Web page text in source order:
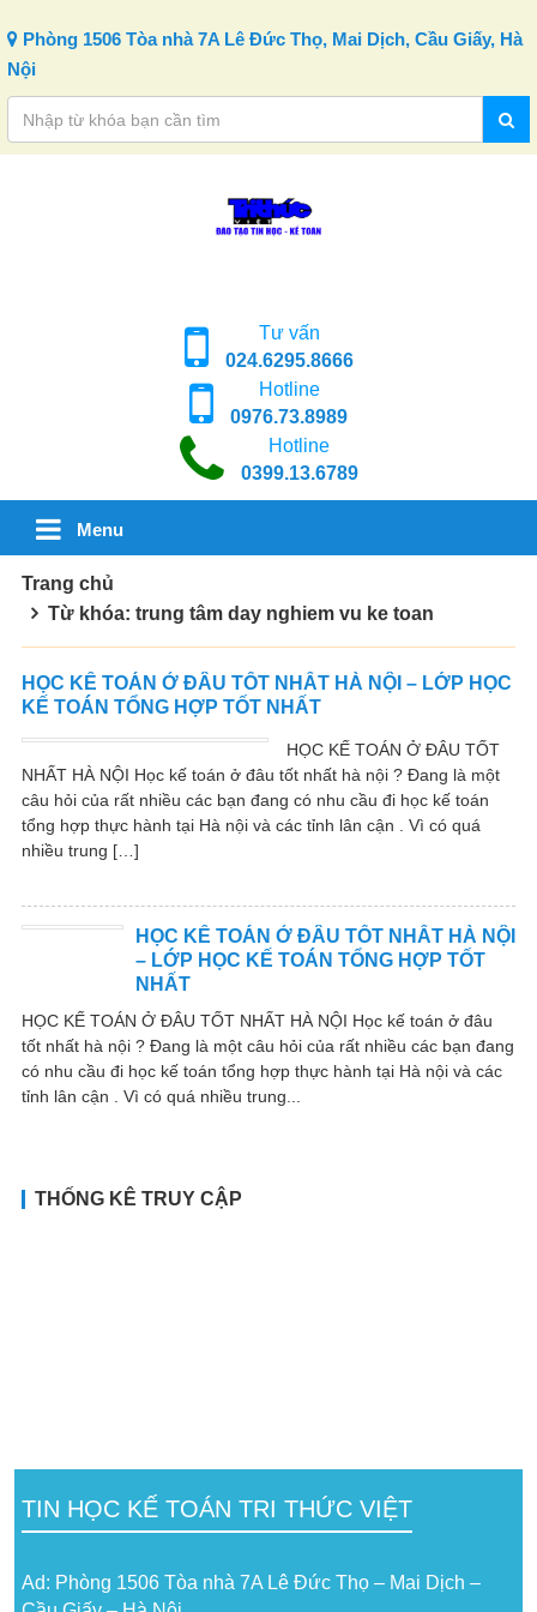
Phòng 1506 Tòa nhà 7A Lê Đức Thọ, Mai Dịch, Cầu Giấy, Hà
Nội
Tư vấn
024.6295.8666
Hotline
0976.73.8989
Hotline
0399.13.6789
Menu
Trang chủ
Từ khóa: trung tâm day nghiem vu ke toan
HỌC KẾ TOÁN Ở ĐÂU TỐT NHẤT HÀ NỘI – LỚP HỌC
KẾ TOÁN TỔNG HỢP TỐT NHẤT
HỌC KẾ TOÁN Ở ĐÂU TỐT
NHẤT HÀ NỘI Học kế toán ở đâu tốt nhất hà nội ? Đang là một
câu hỏi của rất nhiều các bạn đang có nhu cầu đi học kế toán
tổng hợp thực hành tại Hà nội và các tỉnh lân cận . Vì có quá
nhiều trung […]
HỌC KẾ TOÁN Ở ĐÂU TỐT NHẤT HÀ NỘI
– LỚP HỌC KẾ TOÁN TỔNG HỢP TỐT
NHẤT
HỌC KẾ TOÁN Ở ĐÂU TỐT NHẤT HÀ NỘI Học kế toán ở đâu
tốt nhất hà nội ? Đang là một câu hỏi của rất nhiều các bạn đang
có nhu cầu đi học kế toán tổng hợp thực hành tại Hà nội và các
tỉnh lân cận . Vì có quá nhiều trung...
THỐNG KÊ TRUY CẬP
TIN HỌC KẾ TOÁN TRI THỨC VIỆT
Ad: Phòng 1506 Tòa nhà 7A Lê Đức Thọ – Mai Dịch –